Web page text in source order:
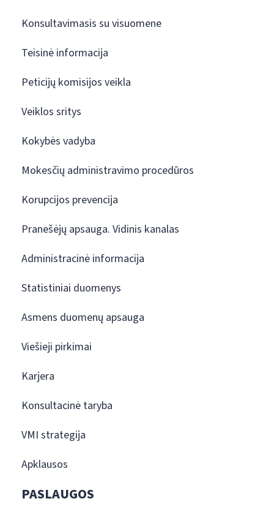
Konsultavimasis su visuomene
Teisinė informacija
Peticijų komisijos veikla
Veiklos sritys
Kokybės vadyba
Mokesčių administravimo procedūros
Korupcijos prevencija
Pranešėjų apsauga. Vidinis kanalas
Administracinė informacija
Statistiniai duomenys
Asmens duomenų apsauga
Viešieji pirkimai
Karjera
Konsultacinė taryba
VMI strategija
Apklausos
PASLAUGOS